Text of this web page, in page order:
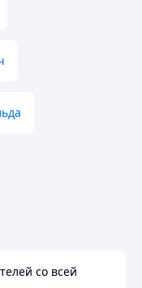
со всей